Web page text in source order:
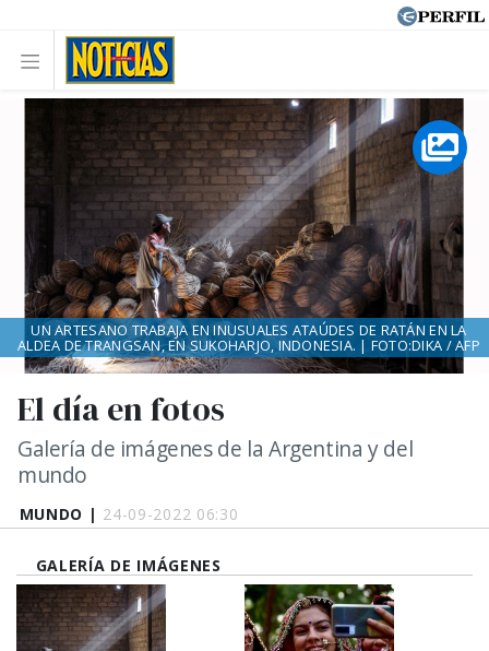
MUNDO | 24-09-2022 06:30
El día en fotos
Galería de imágenes de la Argentina y del
mundo
UN ARTESANO TRABAJA EN INUSUALES ATAÚDES DE RATÁN EN LA
ALDEA DE TRANGSAN, EN SUKOHARJO, INDONESIA. | FOTO:DIKA / AFP
GALERÍA DE IMÁGENES